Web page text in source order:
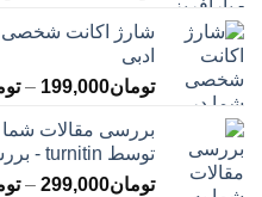
ادبی
تومان199,000
–
توسط turnitin - بررسی میزان هوش مصنوعی مقاله
تومان299,000
–